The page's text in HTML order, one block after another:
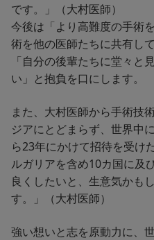
です。」（大村医師）
今後は「より高難度の手術
術を他の医師たちに共有し
「自分の後輩たちに堂々と
い」と抱負を口にします。
また、大村医師から手術技
ジアにとどまらず、世界中
ら23年にかけて招待を受け
ルガリアを含め10カ国に及
良くしたいと、生意気かも
す。」（大村医師）
強い想いと志を原動力に、